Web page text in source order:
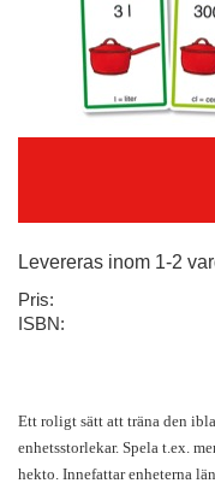
Levereras inom 1-2
Pris:
ISBN:
Ett roligt sätt att träna den
enhetsstorlekar. Spela t.ex.
hekto. Innefattar enheterna